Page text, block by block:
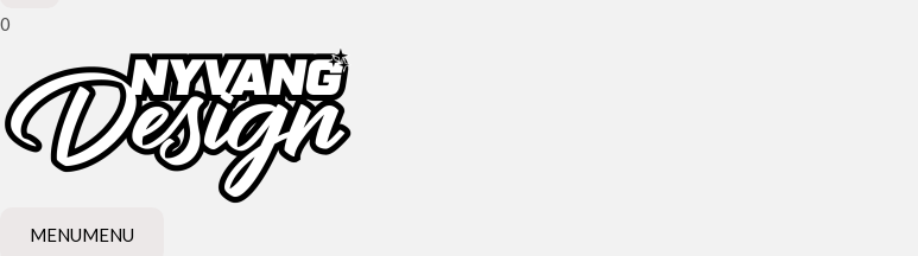
0
MENUMENU